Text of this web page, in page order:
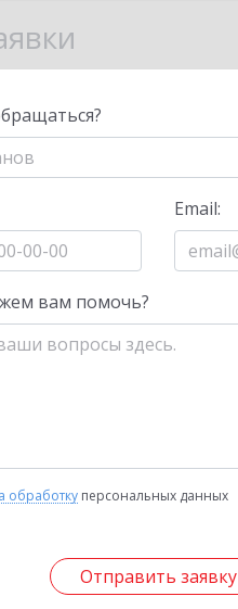
Email:
вам помочь?
обработку персональных данных
Отправить заявку